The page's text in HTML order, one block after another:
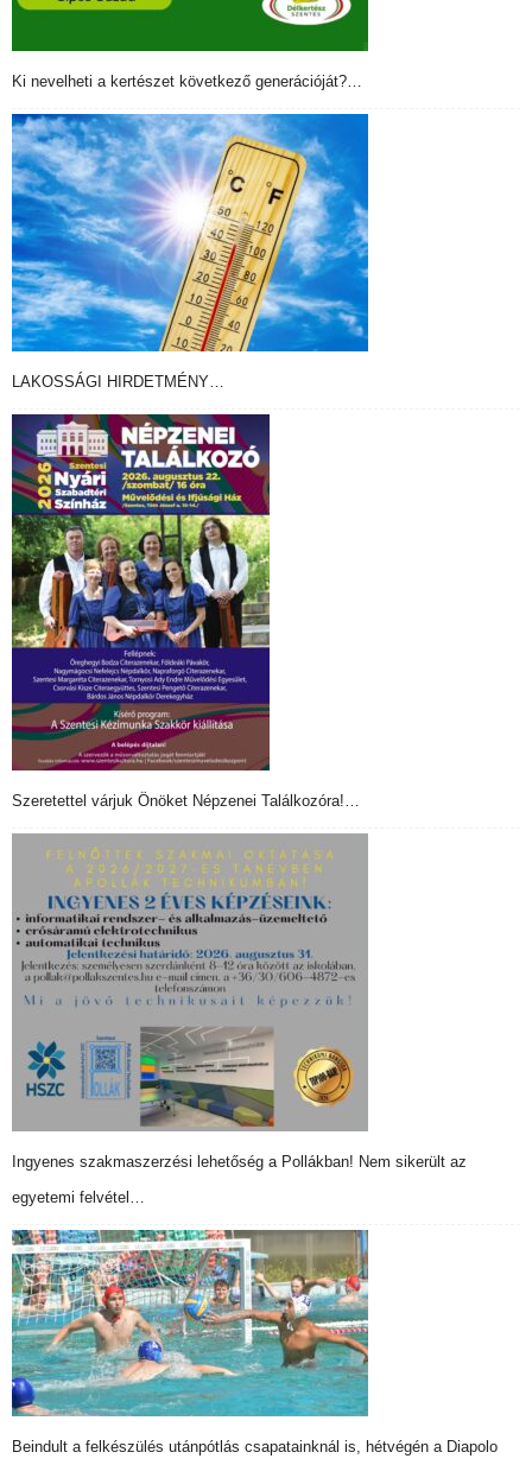
Ki nevelheti a kertészet következő generációját?…
LAKOSSÁGI HIRDETMÉNY…
Szeretettel várjuk Önöket Népzenei Találkozóra!…
Ingyenes szakmaszerzési lehetőség a Pollákban! Nem sikerült az
egyetemi felvétel…
Beindult a felkészülés utánpótlás csapatainknál is, hétvégén a Diapolo